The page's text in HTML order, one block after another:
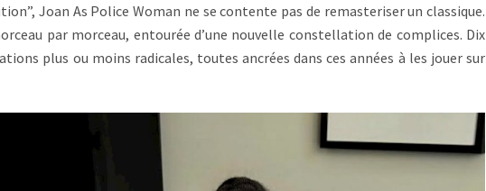
Joan As Police Woman ne se contente pas de remasteriser un classique.
par morceau, entourée d’une nouvelle constellation de complices. Dix
plus ou moins radicales, toutes ancrées dans ces années à les jouer sur